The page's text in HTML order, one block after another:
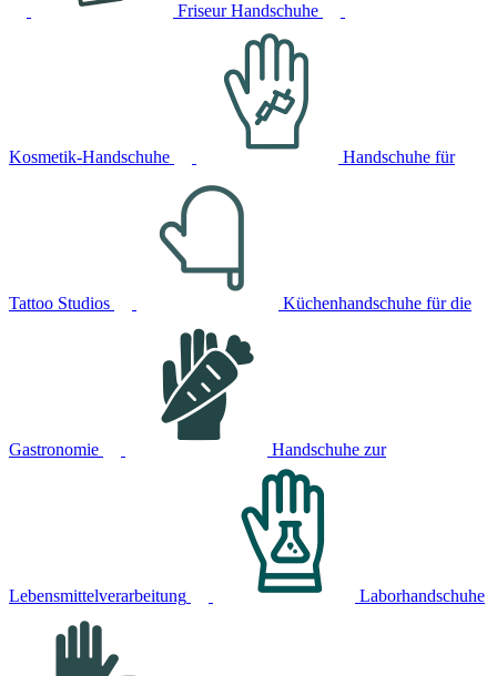
Friseur Handschuhe
Kosmetik-Handschuhe Handschuhe für
Tattoo Studios Küchenhandschuhe für die
Gastronomie Handschuhe zur
Lebensmittelverarbeitung Laborhandschuhe